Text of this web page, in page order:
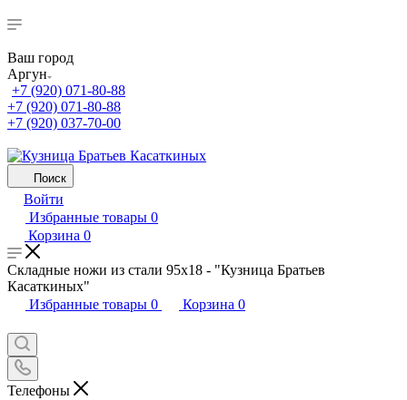
Ваш город
Аргун
+7 (920) 071-80-88
+7 (920) 071-80-88
+7 (920) 037-70-00
Поиск
Войти
Избранные товары 0
Корзина 0
Складные ножи из стали 95х18 - "Кузница Братьев
Касаткиных"
Избранные товары 0 Корзина 0
Телефоны